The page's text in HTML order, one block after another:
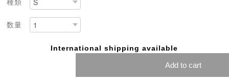
種類
数量
International shipping available
Add to cart